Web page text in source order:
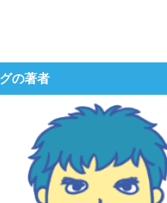
の著者